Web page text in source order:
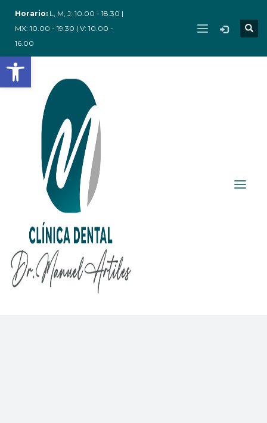
Abrir barra de herramientas
Horario: L, M, J: 10.00 - 18.30 |
MX: 10.00 - 19.30 | V: 10.00 -
16.00